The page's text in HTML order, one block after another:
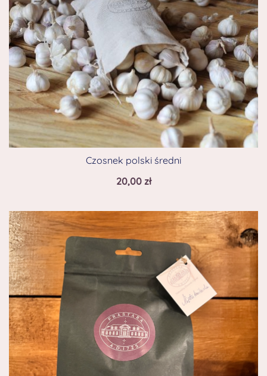
Czosnek polski średni
20,00 zł